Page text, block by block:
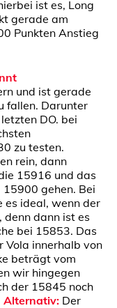
ist es, Long
gerade am
Punkten Anstieg
und ist gerade
fallen. Darunter
DO. bei
zu testen.
rein, dann
15916 und das
gehen. Bei
es ideal, wenn der
denn dann ist es
bei 15853. Das
Vola innerhalb von
beträgt vom
wir hingegen
der 15845 noch
Alternativ: Der